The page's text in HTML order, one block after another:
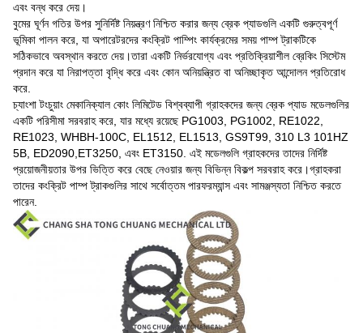
এবং বন্ধ করে দেয়।
বুমের ঘূর্ণন গতির উপর সুনির্দিষ্ট নিয়ন্ত্রণ নিশ্চিত করার জন্য ব্রেক প্যাডগুলি একটি গুরুত্বপূর্ণ
ভূমিকা পালন করে, যা অপারেটরদের কংক্রিট পাম্পিং কার্যক্রমের সময় পাম্প ট্রাকটিকে
সঠিকভাবে অবস্থান করতে দেয়।তারা একটি নির্ভরযোগ্য এবং প্রতিক্রিয়াশীল ব্রেকিং সিস্টেম
প্রদান করে যা নিরাপত্তা বৃদ্ধি করে এবং কোন অনিয়ন্ত্রিত বা অনিচ্ছাকৃত আন্দোলন প্রতিরোধ
করে.
চ্যাংশা টংচুয়াং মেকানিক্যাল কোং লিমিটেড বিশ্বব্যাপী গ্রাহকদের জন্য ব্রেক প্যাড মডেলগুলির
একটি পরিসীমা সরবরাহ করে, যার মধ্যে রয়েছে PG1003, PG1002, RE1022,
RE1023, WHBH-100C, EL1512, EL1513, GS9T99, 310 L3 101HZ
5B, ED2090,ET3250, এবং ET3150. এই মডেলগুলি গ্রাহকদের তাদের নির্দিষ্ট
প্রয়োজনীয়তার উপর ভিত্তি করে বেছে নেওয়ার জন্য বিভিন্ন বিকল্প সরবরাহ করে।গ্রাহকরা
তাদের কংক্রিট পাম্প ট্রাকগুলির সাথে সর্বোত্তম পারফরম্যান্স এবং সামঞ্জস্যতা নিশ্চিত করতে
পারেন.